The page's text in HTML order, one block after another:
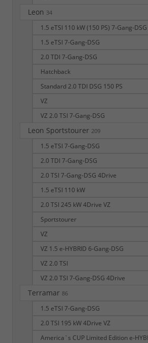
Leon 34
1.5 eTSI 110 kW (150 PS) 7-Gang-DSG
1.5 eTSI 7-Gang-DSG
2.0 TDI 7-Gang-DSG
Hatchback
Standard 2.0 TDI DSG 150 PS
VZ
VZ 2.0 TSI 7-Gang-DSG
Leon Sportstourer 209
1.5 eTSI 7-Gang-DSG
2.0 TDI 7-Gang-DSG
2.0 TSI 7-Gang-DSG 4Drive
1.5 eTSI 110 kW
2.0 TSI 245 kW 4Drive VZ
Sportstourer
VZ
VZ 1.5 e-HYBRID 6-Gang-DSG
VZ 2.0 TSI
VZ 2.0 TSI 7-Gang-DSG 4Drive
Terramar 86
1.5 eTSI 7-Gang-DSG
2.0 TSI 195 kW 4Drive VZ
America`s CUP Limited Edition e-